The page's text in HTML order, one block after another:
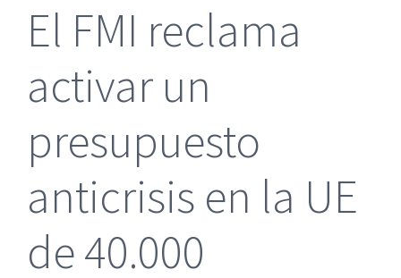
El FMI reclama
activar un
presupuesto
anticrisis en la UE
de 40.000